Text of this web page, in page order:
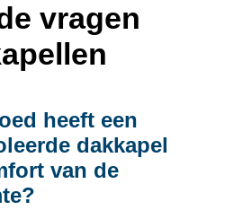
vragen
heeft een
dakkapel
van de